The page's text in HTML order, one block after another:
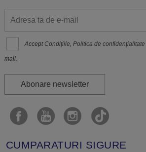
Accept Condițiile,Politica de confidenţialitate
mail.
Abonare newsletter
CUMPARATURI SIGURE